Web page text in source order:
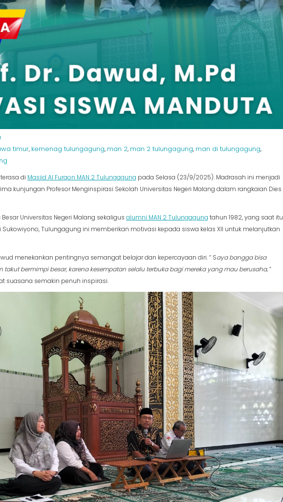
timur, kemenag tulungagung, man 2, man 2 tulungagung, man di tulungagung,
di Masjid Al Furqon MAN 2 Tulungagung pada Selasa (23/9/2025). Madrasah ini menjadi
kunjungan Profesor Menginspirasi Sekolah Universitas Negeri Malang dalam rangkaian Dies
Besar Universitas Negeri Malang sekaligus alumni MAN 2 Tulungagung tahun 1982, yang saat itu
Sukowiyono, Tulungagung ini memberikan motivasi kepada siswa kelas XII untuk melanjutkan
menekankan pentingnya semangat belajar dan kepercayaan diri. “ Saya bangga bisa
takut bermimpi besar, karena kesempatan selalu terbuka bagi mereka yang mau berusaha,”
suasana semakin penuh inspirasi.